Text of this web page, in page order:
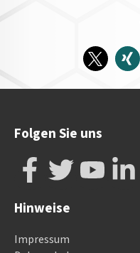
Folgen Sie uns
Hinweise
Impressum